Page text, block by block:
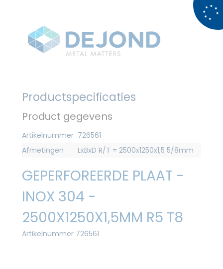
Productspecificaties
Product gegevens
Artikelnummer 726561
Afmetingen
LxBxD R/T = 2500x1250x1,5 5/8mm
GEPERFOREERDE PLAAT -
INOX 304 -
2500X1250X1,5MM R5 T8
Artikelnummer 726561